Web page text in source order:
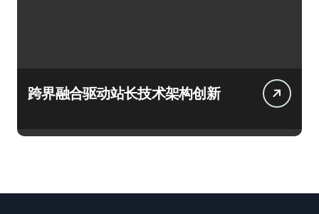
跨界融合驱动站长技术架构创新